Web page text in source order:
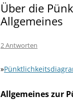
Über die
Allgemeines
2 Antworten
»
Allgemeines zur